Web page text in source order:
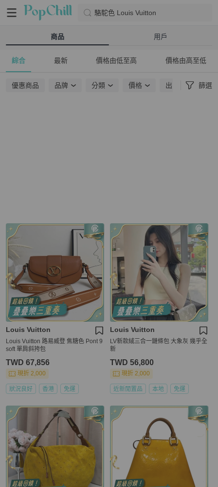
駱駝色 Louis Vuitton
商品 用戶
綜合 最新 價格由低至高 價格由高至低
優惠商品 品牌 分類 價格 出貨地點 篩選
Louis Vuitton
Louis Vuitton 路易威登 焦糖色 Pont 9
soft 單肩斜挎包
TWD 67,856
現折 2,000
狀況良好 香港 免運
Louis Vuitton
LV新款絨三合一鏈條包 大象灰 幾乎全
新
TWD 56,800
現折 2,000
近新閒置品 本地 免運